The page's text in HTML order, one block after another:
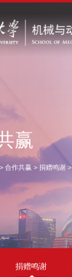
赢
> 合作共赢 > 捐赠鸣谢 >
捐赠鸣谢